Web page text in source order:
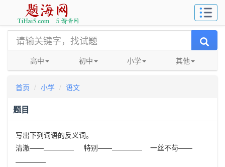
高中 初中 小学 其他
首页 小学 语文
题目
写出下列词语的反义词。
清澈——
特别—— 一丝不苟——